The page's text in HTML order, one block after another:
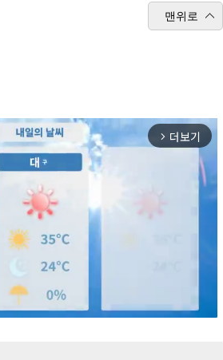
맨위로
arrow_forward_ios 더보기